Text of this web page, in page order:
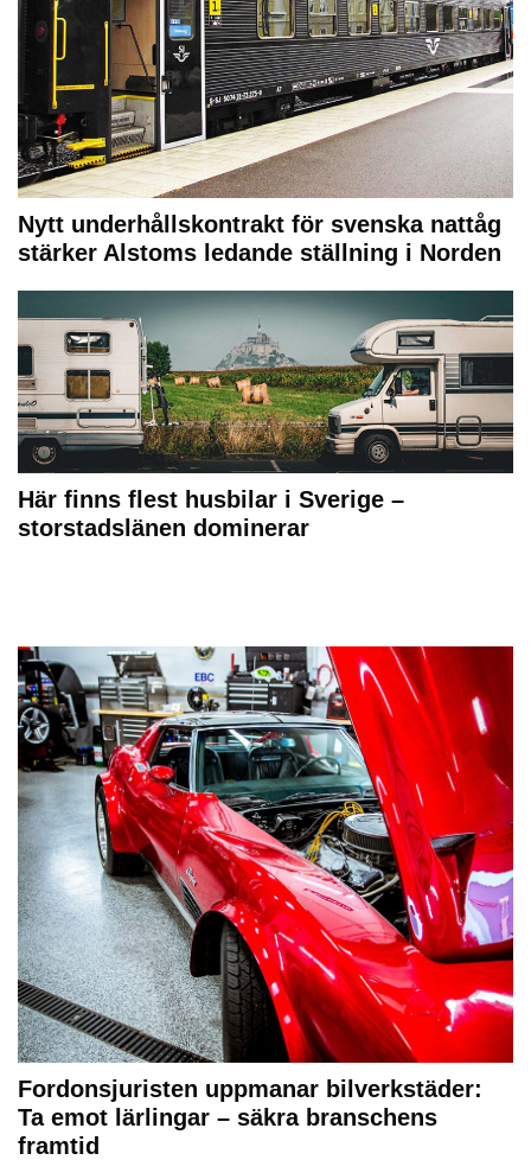
Nytt underhållskontrakt för svenska nattåg
stärker Alstoms ledande ställning i Norden
Här finns flest husbilar i Sverige –
storstadslänen dominerar
Fordonsjuristen uppmanar bilverkstäder:
Ta emot lärlingar – säkra branschens
framtid